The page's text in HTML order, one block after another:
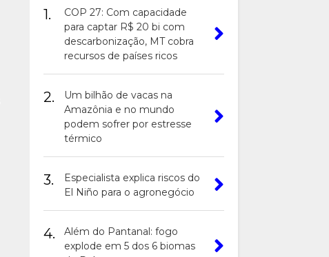
1.
COP 27: Com capacidade
para captar R$ 20 bi com
descarbonização, MT cobra
recursos de países ricos
2.
Um bilhão de vacas na
Amazônia e no mundo
podem sofrer por estresse
térmico
3.
Especialista explica riscos do
El Niño para o agronegócio
4.
Além do Pantanal: fogo
explode em 5 dos 6 biomas